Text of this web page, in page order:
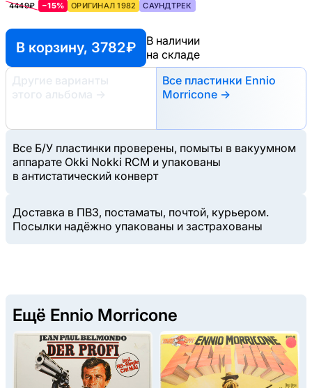
4449₽ −15% ОРИГИНАЛ 1982 САУНДТРЕК
В корзину, 3782 ₽
В наличии
на складе
Другие варианты
этого альбома
→
Все пластинки Ennio
Morricone →
Все Б/У пластинки проверены, помыты в вакуумном
аппарате Okki Nokki RCM и упакованы
в антистатический конверт
Доставка в ПВЗ, постаматы, почтой, курьером.
Посылки надёжно упакованы и застрахованы
Ещё Ennio Morricone